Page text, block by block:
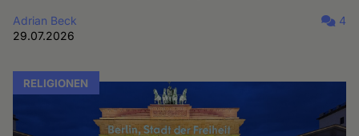
Adrian Beck
29.07.2026
4
RELIGIONEN